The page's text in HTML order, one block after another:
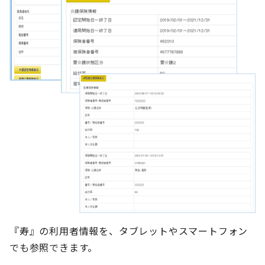
『寿』の利用者情報を、タブレットやスマートフォン
でも参照できます。